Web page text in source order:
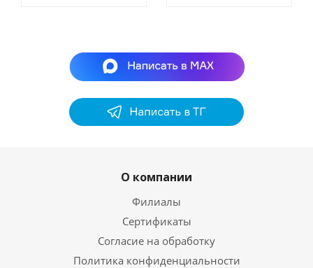
О компании
Филиалы
Сертификаты
Согласие на обработку
Политика конфиденциальности